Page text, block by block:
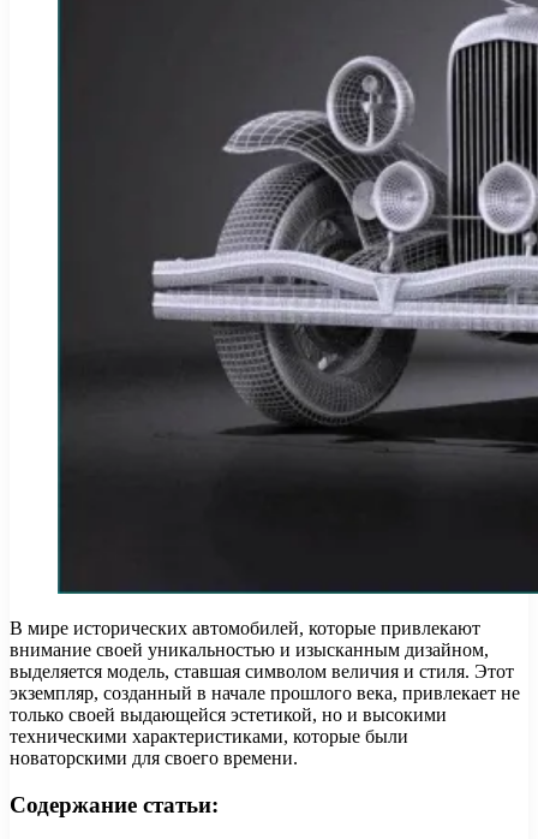
В мире исторических автомобилей, которые привлекают
внимание своей уникальностью и изысканным дизайном,
выделяется модель, ставшая символом величия и стиля. Этот
экземпляр, созданный в начале прошлого века, привлекает не
только своей выдающейся эстетикой, но и высокими
техническими характеристиками, которые были
новаторскими для своего времени.
Содержание статьи: